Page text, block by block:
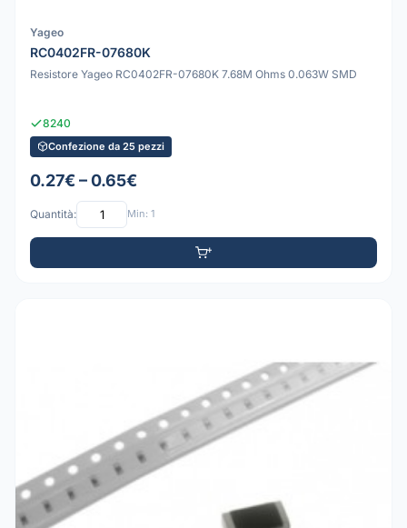
Yageo
RC0402FR-07680K
Resistore Yageo RC0402FR-07680K 7.68M Ohms 0.063W SMD
8240
Confezione da 25 pezzi
0.27€ – 0.65€
Quantità: Min: 1